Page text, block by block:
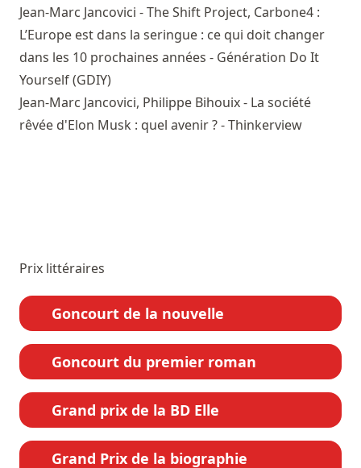
Jean-Marc Jancovici - The Shift Project, Carbone4 :
L’Europe est dans la seringue : ce qui doit changer
dans les 10 prochaines années - Génération Do It
Yourself (GDIY)
Jean-Marc Jancovici, Philippe Bihouix - La société
rêvée d'Elon Musk : quel avenir ? - Thinkerview
Prix littéraires
Goncourt de la nouvelle
Goncourt du premier roman
Grand prix de la BD Elle
Grand Prix de la biographie